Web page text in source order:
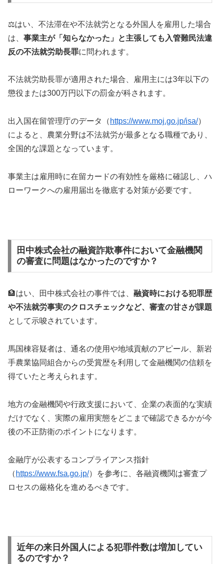
⚖️はい、不法滞在や不法就労となる外国人を雇用した場合
は、 事業主が「知らなかった」と主張しても入管難民法違
反の不法就労助長罪に問われます。
不法就労助長罪が適用された場合、雇用主には3年以下の
懲役または300万円以下の罰金が科されます。
出入国在留管理庁のデータ（ https://www.moj.go.jp/isa/）
によると、農業分野は不法就労が最多となる職種であり、
全国的な課題となっています。
事業主は雇用時に在留カードの有効性を厳格に確認し、ハ
ローワークへの雇用届出を徹底する対策が必要です。
田中株式会社の融資詐欺事件において金融機関
の審査に問題はなかったのですか？
🏦はい、田中株式会社の事件では、 融資時における犯罪歴
や不法就労事実のクロスチェックなど、審査の甘さが課題
として示唆されています。
馬国棟容疑者は、通名の使用や地域貢献のアピール、新岩
手農業協同組合からの受賞歴を利用して金融機関の信頼を
得ていたと考えられます。
地方の金融機関や行政支援において、企業の表面的な実績
だけでなく、実際の雇用実態をどこまで確認できるかが今
後の不正防衛のポイントになります。
金融庁が公表するコンプライアンス指針
（ https://www.fsa.go.jp/）を参考に、各融資機関は審査プ
ロセスの厳格化を進めるべきです。
近年の来日外国人による犯罪件数は増加してい
るのですか？